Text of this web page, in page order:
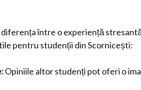
între o experiență
pentru studenții din Scornicești:
Opiniile altor studenți pot oferi o